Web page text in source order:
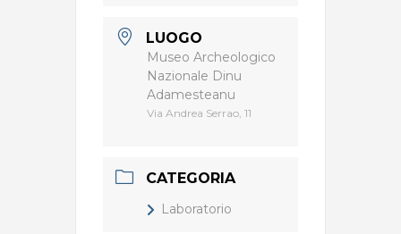
LUOGO
Museo Archeologico
Nazionale Dinu
Adamesteanu
Via Andrea Serrao, 11
CATEGORIA
Laboratorio